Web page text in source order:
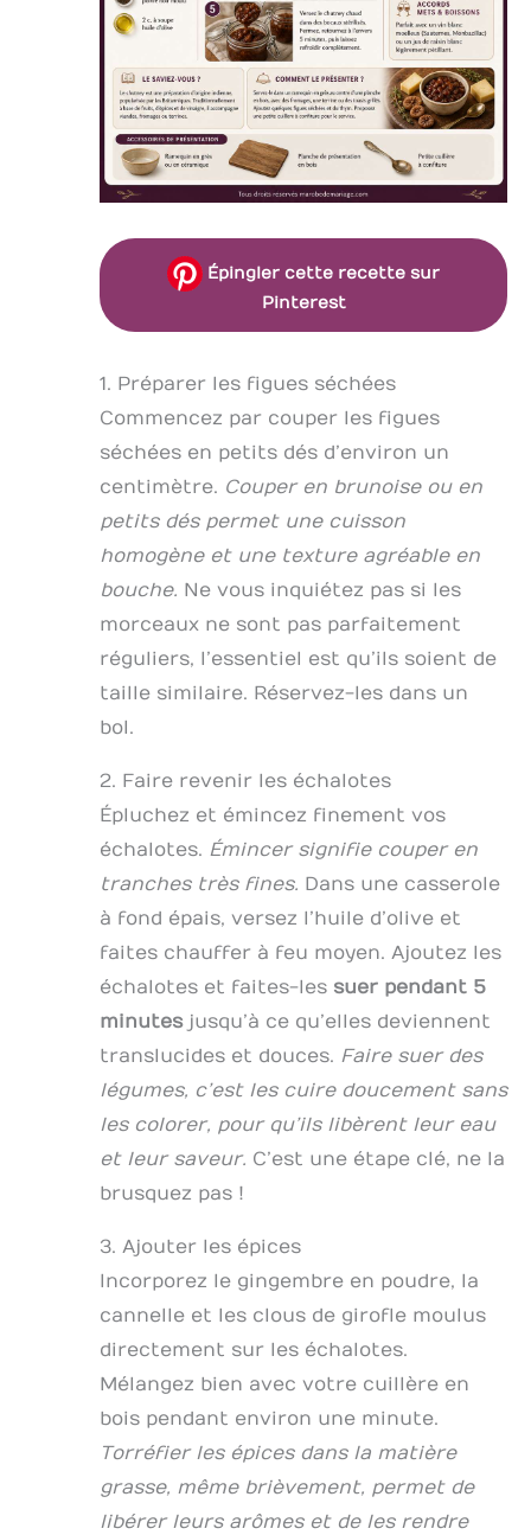
Épingler cette recette sur
Pinterest
1. Préparer les figues séchées
Commencez par couper les figues
séchées en petits dés d’environ un
centimètre. Couper en brunoise ou en
petits dés permet une cuisson
homogène et une texture agréable en
bouche. Ne vous inquiétez pas si les
morceaux ne sont pas parfaitement
réguliers, l’essentiel est qu’ils soient de
taille similaire. Réservez-les dans un
bol.
2. Faire revenir les échalotes
Épluchez et émincez finement vos
échalotes. Émincer signifie couper en
tranches très fines. Dans une casserole
à fond épais, versez l’huile d’olive et
faites chauffer à feu moyen. Ajoutez les
échalotes et faites-les suer pendant 5
minutesjusqu’à ce qu’elles deviennent
translucides et douces. Faire suer des
légumes, c’est les cuire doucement sans
les colorer, pour qu’ils libèrent leur eau
et leur saveur. C’est une étape clé, ne la
brusquez pas !
3. Ajouter les épices
Incorporez le gingembre en poudre, la
cannelle et les clous de girofle moulus
directement sur les échalotes.
Mélangez bien avec votre cuillère en
bois pendant environ une minute.
Torréfier les épices dans la matière
grasse, même brièvement, permet de
libérer leurs arômes et de les rendre